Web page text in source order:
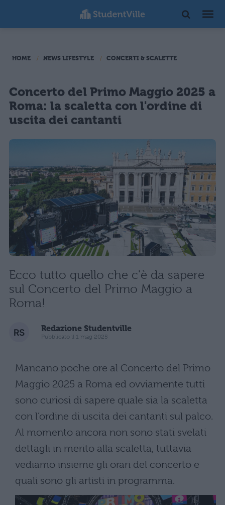
HOME NEWS LIFESTYLE CONCERTI & SCALETTE
Concerto del Primo Maggio 2025 a
Roma: la scaletta con l'ordine di
uscita dei cantanti
Ecco tutto quello che c'è da sapere
sul Concerto del Primo Maggio a
Roma!
Redazione Studentville
Pubblicato il 1 mag 2025
Mancano poche ore al Concerto del Primo
Maggio 2025 a Roma ed ovviamente tutti
sono curiosi di sapere quale sia la scaletta
con l’ordine di uscita dei cantanti sul palco.
Al momento ancora non sono stati svelati
dettagli in merito alla scaletta, tuttavia
vediamo insieme gli orari del concerto e
quali sono gli artisti in programma.